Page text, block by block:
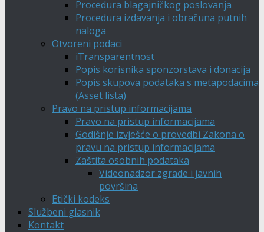
Procedura blagajničkog poslovanja
Procedura izdavanja i obračuna putnih
naloga
Otvoreni podaci
iTransparentnost
Popis korisnika sponzorstava i donacija
Popis skupova podataka s metapodacima
(Asset lista)
Pravo na pristup informacijama
Pravo na pristup informacijama
Godišnje izvješće o provedbi Zakona o
pravu na pristup informacijama
Zaštita osobnih podataka
Videonadzor zgrade i javnih
površina
Etički kodeks
Službeni glasnik
Kontakt